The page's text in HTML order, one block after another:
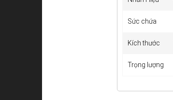
Sức chứa
Kích thước
Trọng lượng